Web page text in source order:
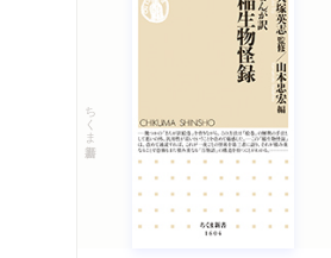
ちくま新書